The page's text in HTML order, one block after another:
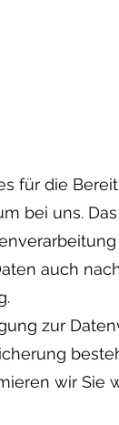
für die
bei uns.
auch
zur
wir Sie